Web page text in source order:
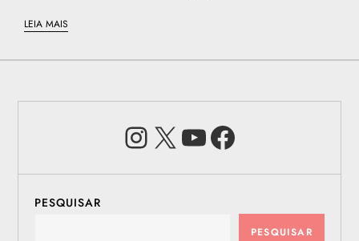
LEIA MAIS
Instagram
X Youtube
PESQUISAR
PESQUISAR